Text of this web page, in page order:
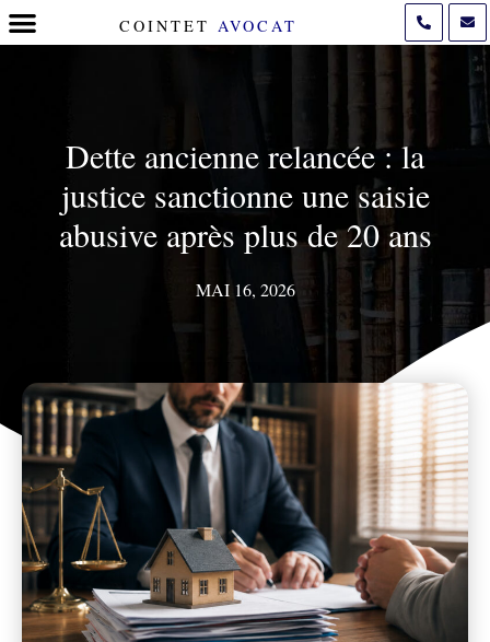
COINTET AVOCAT
Dette ancienne relancée : la
justice sanctionne une saisie
abusive après plus de 20 ans
MAI 16, 2026